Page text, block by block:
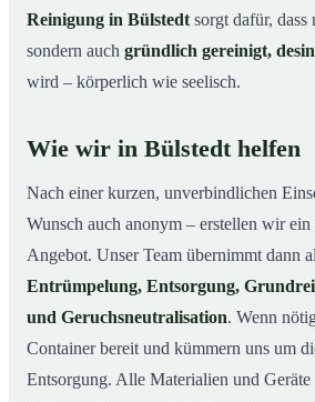
Reinigung in Bülstedt sorgt dafür,
sondern auch gründlich gereinigt,
wird – körperlich wie seelisch.
Wie wir in Bülstedt helfen
Nach einer kurzen, unverbindlichen
Wunsch auch anonym – erstellen wir ein
Angebot. Unser Team übernimmt dann
Entrümpelung, Entsorgung,
und Geruchsneutralisation. Wenn
Container bereit und kümmern uns um
Entsorgung. Alle Materialien und